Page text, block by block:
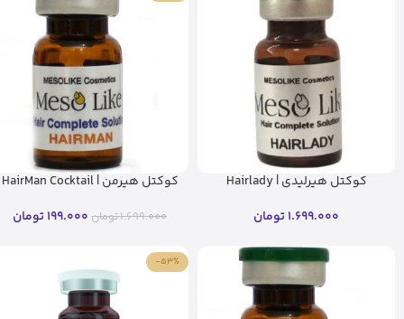
کوکتل هیرلیدی | Hairlady
1.699.000تومان
کوکتل هیرمن | HairMan Cocktail
1.699.000تومان 199.000تومان
-53%